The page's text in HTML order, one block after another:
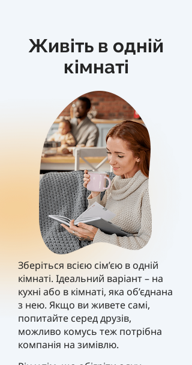
Живіть в одній
кімнаті
Зберіться всією сім’єю в одній
кімнаті. Ідеальний варіант – на
кухні або в кімнаті, яка об’єднана
з нею. Якщо ви живете самі,
попитайте серед друзів,
можливо комусь теж потрібна
компанія на зимівлю.